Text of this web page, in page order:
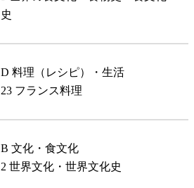
史
D 料理（レシピ）・生活
23 フランス料理
B 文化・食文化
2 世界文化・世界文化史